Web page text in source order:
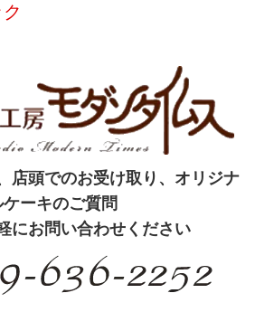
店頭でのお受け取り、オリジナ
ケーキのご質問
にお問い合わせください